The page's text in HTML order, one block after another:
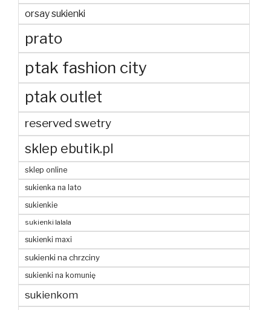
orsay sukienki
prato
ptak fashion city
ptak outlet
reserved swetry
sklep ebutik.pl
sklep online
sukienka na lato
sukienkie
sukienki lalala
sukienki maxi
sukienki na chrzciny
sukienki na komunię
sukienkom